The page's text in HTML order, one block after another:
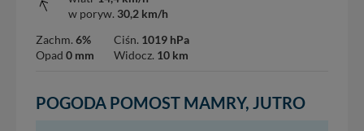
w poryw. 30,2 km/h
Zachm. 6%
Opad 0 mm
Ciśn. 1019 hPa
Widocz. 10 km
POGODA POMOST MAMRY, JUTRO